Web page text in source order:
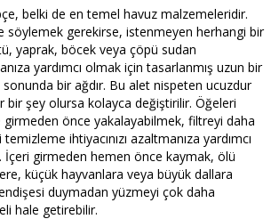
belki de en temel havuz malzemeleridir.
söylemek gerekirse, istenmeyen herhangi bir
yaprak, böcek veya çöpü sudan
yardımcı olmak için tasarlanmış uzun bir
bir ağdır. Bu alet nispeten ucuzdur
bir şey olursa kolayca değiştirilir. Öğeleri
önce yakalayabilmek, filtreyi daha
ihtiyacınızı azaltmanıza yardımcı
İçeri girmeden hemen önce kaymak, ölü
küçük hayvanlara veya büyük dallara
duymadan yüzmeyi çok daha
hale getirebilir.